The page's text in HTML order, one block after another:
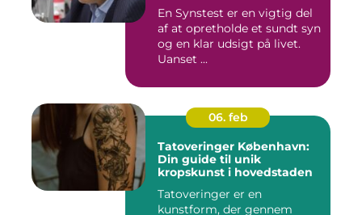
En Synstest er en vigtig del
af at opretholde et sundt syn
og en klar udsigt på livet.
Uanset ...
06. feb
Tatoveringer København:
Din guide til unik
kropskunst i hovedstaden
Tatoveringer er en
kunstform, der gennem